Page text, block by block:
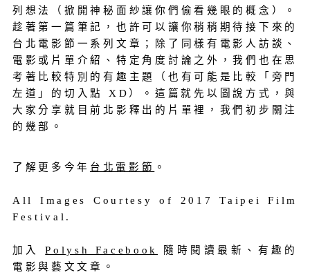
列想法（掀開神秘面紗讓你們偷看幾眼的概念）。
趁著第一篇筆記，也許可以讓你稍稍期待接下來的
台北電影節一系列文章；除了同樣有電影人訪談、
電影或片單介紹、特定角度討論之外，我們也在思
考著比較特別的有趣主題（也有可能是比較「旁門
左道」的切入點 XD）。這篇就先以圖說方式，與
大家分享就目前北影釋出的片單裡，我們初步關注
的幾部。
了解更多今年 台北電影節 。
All Images Courtesy of 2017 Taipei Film
Festival.
加入Polysh Facebook
隨時閱讀最新、有趣的
電影與藝文文章。